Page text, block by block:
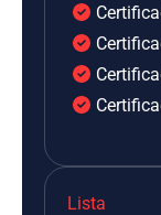
Lista